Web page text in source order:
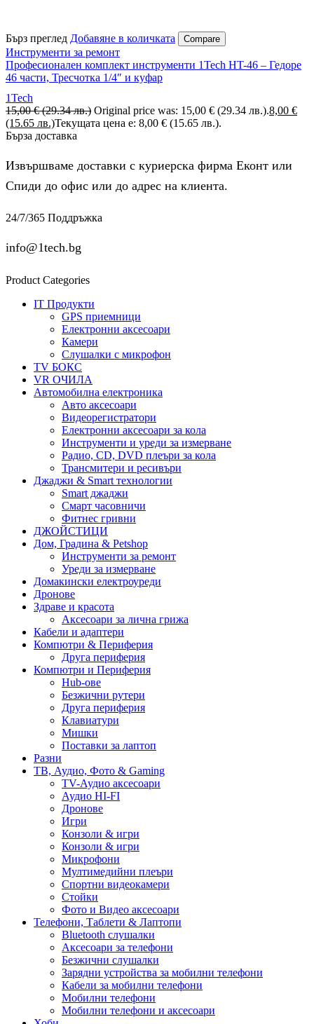
Бърз преглед Добавяне в количката Compare
Инструменти за ремонт
Професионален комплект инструменти 1Tech HT-46 – Гедоре
46 части, Тресчотка 1/4″ и куфар
1Tech
15,00€ (29.34 лв.) Original price was: 15,00 € (29.34 лв.).8,00 €
(15.65 лв.)Текущата цена е: 8,00 € (15.65 лв.).
Бърза доставка
Извършваме доставки с куриерска фирма Еконт или
Спиди до офис или до адрес на клиента.
24/7/365 Поддръжка
info@1tech.bg
Product Categories
IT Продукти
GPS приемници
Електронни аксесоари
Камери
Слушалки с микрофон
TV БОКС
VR ОЧИЛА
Автомобилна електроника
Авто аксесоари
Видеорегистратори
Електронни аксесоари за кола
Инструменти и уреди за измерване
Радио, CD, DVD плеъри за кола
Трансмитери и ресивъри
Джаджи & Smart технологии
Smart джаджи
Смарт часовничи
Фитнес гривни
ДЖОЙСТИЦИ
Дом, Градина & Petshop
Инструменти за ремонт
Уреди за измерване
Домакински електроуреди
Дронове
Здраве и красота
Аксесоари за лична грижа
Кабели и адаптери
Компютри & Периферия
Друга периферия
Компютри и Периферия
Hub-ове
Безжични рутери
Друга периферия
Клавиатури
Мишки
Поставки за лаптоп
Разни
ТВ, Аудио, Фото & Gaming
TV-Аудио аксесоари
Аудио HI-FI
Дронове
Игри
Конзоли & игри
Конзоли & игри
Микрофони
Мултимедийни плеъри
Спортни видеокамери
Стойки
Фото и Видео аксесоари
Телефони, Таблети & Лаптопи
Bluetooth слушалки
Аксесоари за телефони
Безжични слушалки
Зарядни устройства за мобилни телефони
Кабели за мобилни телефони
Мобилни телефони
Мобилни телефони и аксесоари